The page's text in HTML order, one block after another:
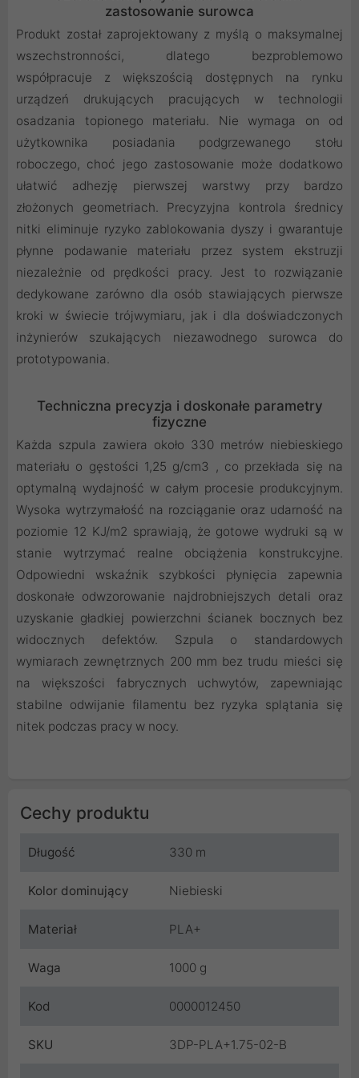
zastosowanie surowca
Produkt został zaprojektowany z myślą o maksymalnej
wszechstronności, dlatego bezproblemowo
współpracuje z większością dostępnych na rynku
urządzeń drukujących pracujących w technologii
osadzania topionego materiału. Nie wymaga on od
użytkownika posiadania podgrzewanego stołu
roboczego, choć jego zastosowanie może dodatkowo
ułatwić adhezję pierwszej warstwy przy bardzo
złożonych geometriach. Precyzyjna kontrola średnicy
nitki eliminuje ryzyko zablokowania dyszy i gwarantuje
płynne podawanie materiału przez system ekstruzji
niezależnie od prędkości pracy. Jest to rozwiązanie
dedykowane zarówno dla osób stawiających pierwsze
kroki w świecie trójwymiaru, jak i dla doświadczonych
inżynierów szukających niezawodnego surowca do
prototypowania.
Techniczna precyzja i doskonałe parametry
fizyczne
Każda szpula zawiera około 330 metrów niebieskiego
materiału o gęstości 1,25 g/cm3 , co przekłada się na
optymalną wydajność w całym procesie produkcyjnym.
Wysoka wytrzymałość na rozciąganie oraz udarność na
poziomie 12 KJ/m2 sprawiają, że gotowe wydruki są w
stanie wytrzymać realne obciążenia konstrukcyjne.
Odpowiedni wskaźnik szybkości płynięcia zapewnia
doskonałe odwzorowanie najdrobniejszych detali oraz
uzyskanie gładkiej powierzchni ścianek bocznych bez
widocznych defektów. Szpula o standardowych
wymiarach zewnętrznych 200 mm bez trudu mieści się
na większości fabrycznych uchwytów, zapewniając
stabilne odwijanie filamentu bez ryzyka splątania się
nitek podczas pracy w nocy.
Cechy produktu
Długość 330 m
Kolor dominujący Niebieski
Materiał PLA+
Waga 1000 g
Kod 0000012450
SKU 3DP-PLA+1.75-02-B